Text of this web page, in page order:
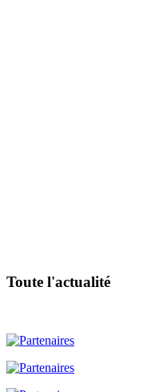
Toute l'actualité